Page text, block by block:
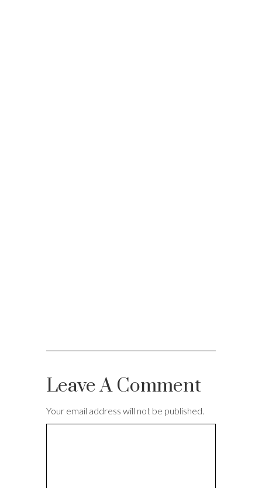
Leave A Comment
Your email address will not be published.